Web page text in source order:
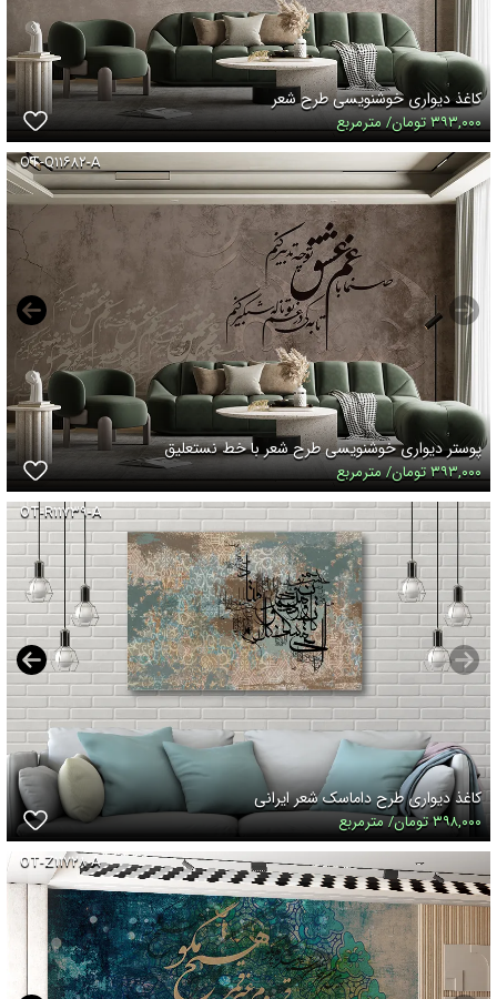
کاغذ دیواری خوشنویسی طرح شعر
۳۹۳,۰۰۰ تومان/ مترمربع
OT-Q۱۱۶۸۲-A
پوستر دیواری خوشنویسی طرح شعر با خط نستعلیق
۳۹۳,۰۰۰ تومان/ مترمربع
OT-R۱۱۷۳۹-A
کاغذ دیواری طرح داماسک شعر ایرانی
۳۹۸,۰۰۰ تومان/ مترمربع
OT-Z۱۱۷۲۸-A